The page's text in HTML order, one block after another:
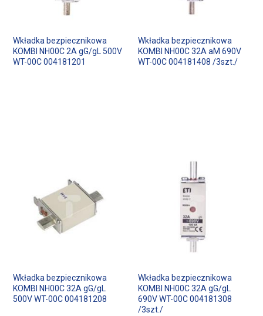
Wkładka bezpiecznikowa
KOMBI NH00C 2A gG/gL 500V
WT-00C 004181201
Wkładka bezpiecznikowa
KOMBI NH00C 32A aM 690V
WT-00C 004181408 /3szt./
Wkładka bezpiecznikowa
KOMBI NH00C 32A gG/gL
500V WT-00C 004181208
Wkładka bezpiecznikowa
KOMBI NH00C 32A gG/gL
690V WT-00C 004181308
/3szt./